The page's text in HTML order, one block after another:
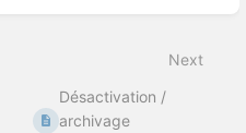
Next
Désactivation /
archivage